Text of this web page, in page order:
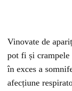
Vinovate de
pot fi și crampele
în exces a
afecțiune